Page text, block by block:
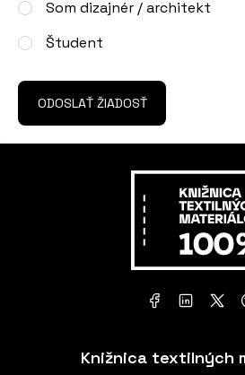
Som dizajnér / architekt
Študent
ODOSLAŤ ŽIADOSŤ
Knižnica textilných